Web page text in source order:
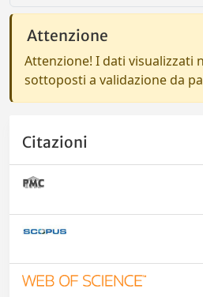
Attenzione
Attenzione! I dati visualizzati
sottoposti a validazione da
Citazioni